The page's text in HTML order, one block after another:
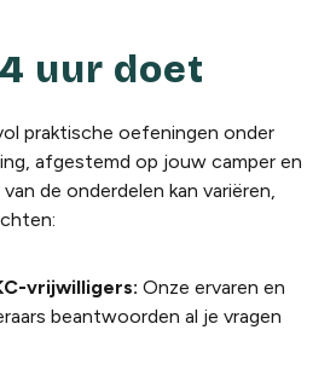
uur doet
praktische oefeningen onder
afgestemd op jouw camper en
de onderdelen kan variëren,
vrijwilligers: Onze ervaren en
beantwoorden al je vragen